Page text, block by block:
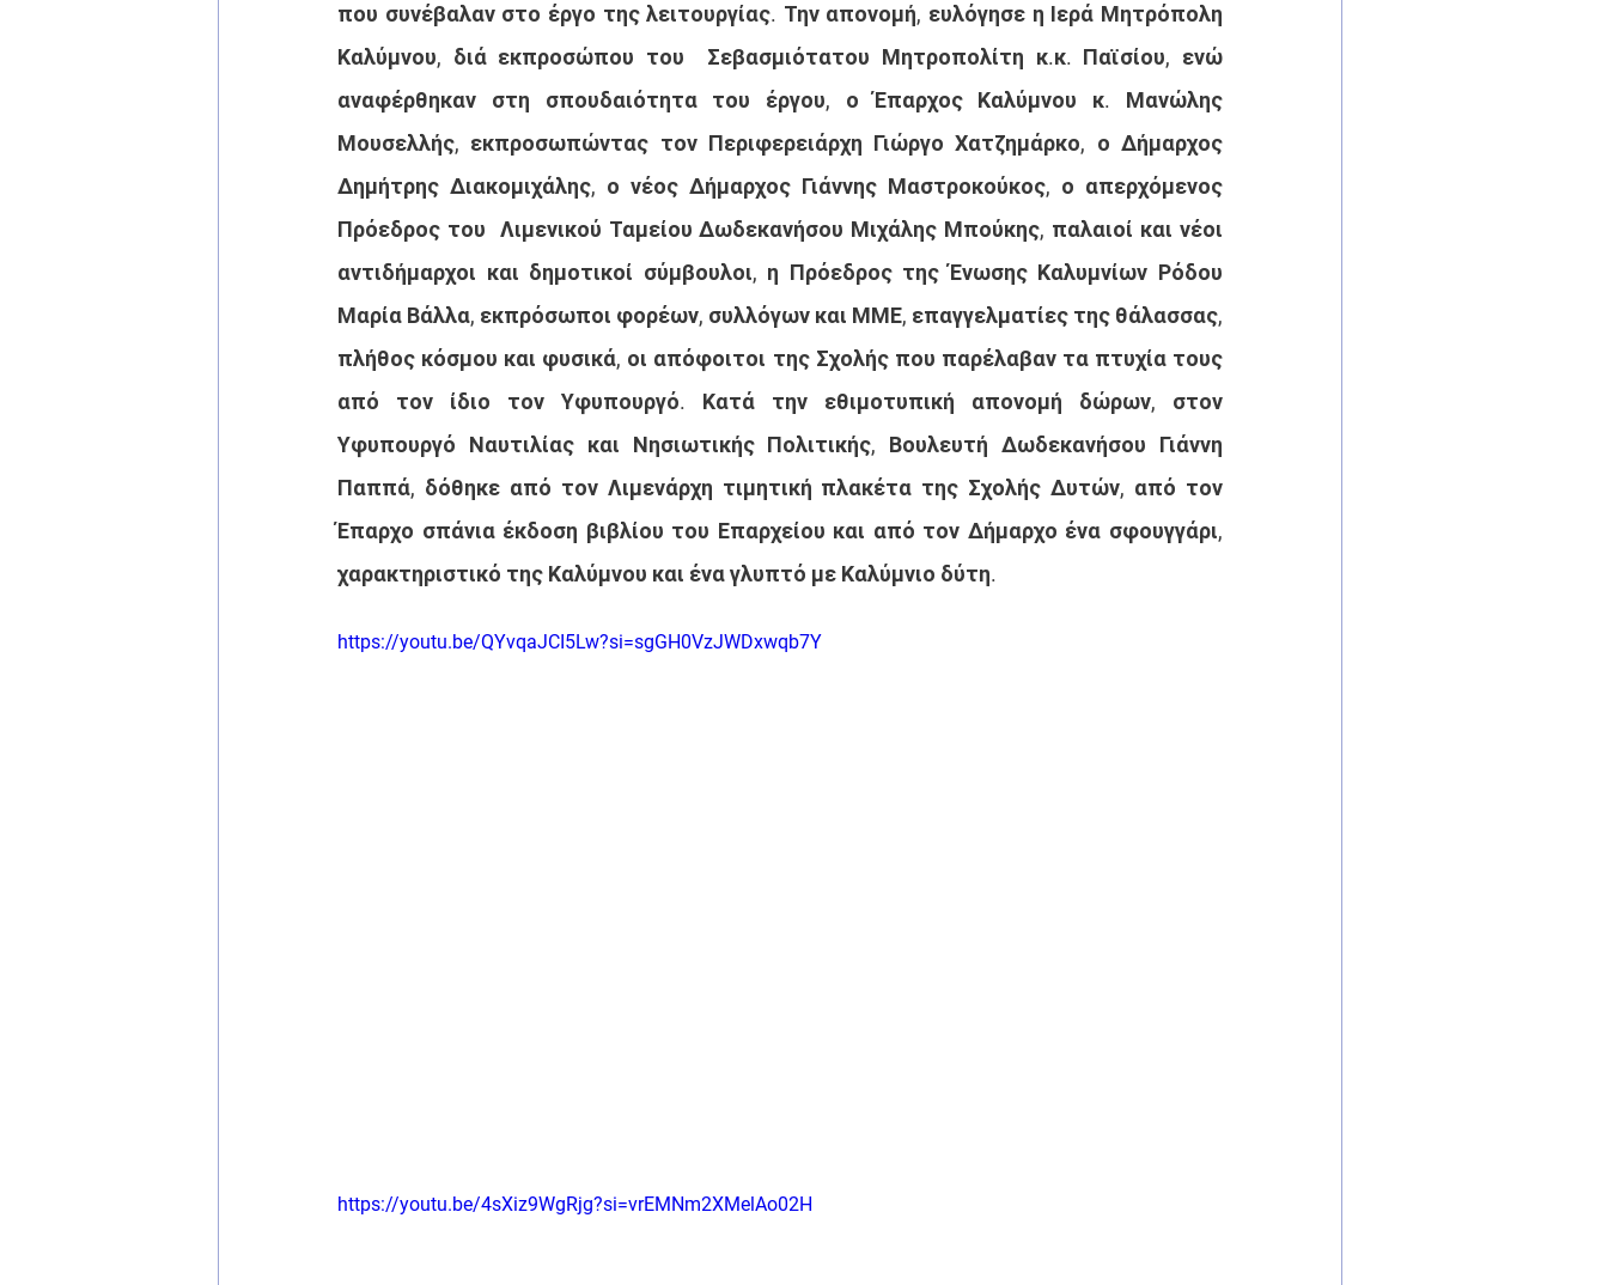
που συνέβαλαν στο έργο της λειτουργίας. Την απονομή, ευλόγησε η Ιερά Μητρόπολη
Καλύμνου, διά εκπροσώπου του  Σεβασμιότατου Μητροπολίτη κ.κ. Παϊσίου, ενώ
αναφέρθηκαν στη σπουδαιότητα του έργου, ο Έπαρχος Καλύμνου κ. Μανώλης
Μουσελλής, εκπροσωπώντας τον Περιφερειάρχη Γιώργο Χατζημάρκο, ο Δήμαρχος
Δημήτρης Διακομιχάλης, ο νέος Δήμαρχος Γιάννης Μαστροκούκος, ο απερχόμενος
Πρόεδρος του  Λιμενικού Ταμείου Δωδεκανήσου Μιχάλης Μπούκης, παλαιοί και νέοι
αντιδήμαρχοι και δημοτικοί σύμβουλοι, η Πρόεδρος της Ένωσης Καλυμνίων Ρόδου
Μαρία Βάλλα, εκπρόσωποι φορέων, συλλόγων και ΜΜΕ, επαγγελματίες της θάλασσας,
πλήθος κόσμου και φυσικά, οι απόφοιτοι της Σχολής που παρέλαβαν τα πτυχία τους
από τον ίδιο τον Υφυπουργό. Κατά την εθιμοτυπική απονομή δώρων, στον
Υφυπουργό Ναυτιλίας και Νησιωτικής Πολιτικής, Βουλευτή Δωδεκανήσου Γιάννη
Παππά, δόθηκε από τον Λιμενάρχη τιμητική πλακέτα της Σχολής Δυτών, από τον
Έπαρχο σπάνια έκδοση βιβλίου του Επαρχείου και από τον Δήμαρχο ένα σφουγγάρι,
χαρακτηριστικό της Καλύμνου και ένα γλυπτό με Καλύμνιο δύτη.
https://youtu.be/QYvqaJCI5Lw?si=sgGH0VzJWDxwqb7Y
https://youtu.be/4sXiz9WgRjg?si=vrEMNm2XMelAo02H